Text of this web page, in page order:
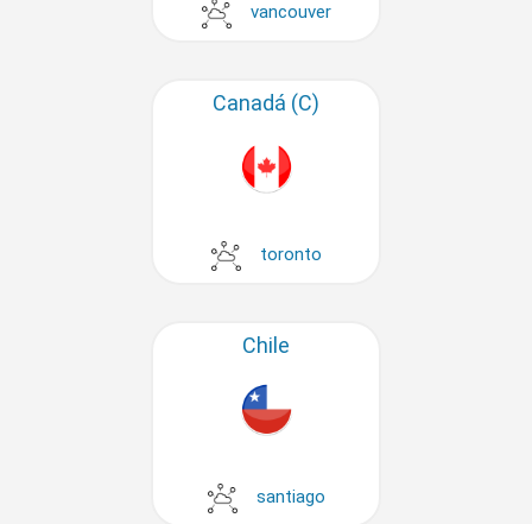
vancouver
Canadá (C)
toronto
Chile
santiago